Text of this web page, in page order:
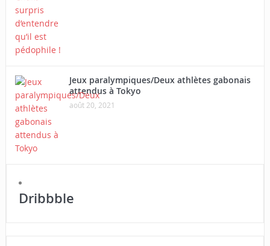
Jeux paralympiques/Deux athlètes gabonais
attendus à Tokyo
août 20, 2021
Dribbble